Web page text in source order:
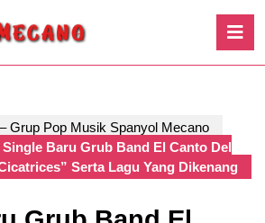
Grup Pop Musik Spanyol Mecano
Single Baru Grub Band El Canto Del
Serta Lagu Yang Dikenang